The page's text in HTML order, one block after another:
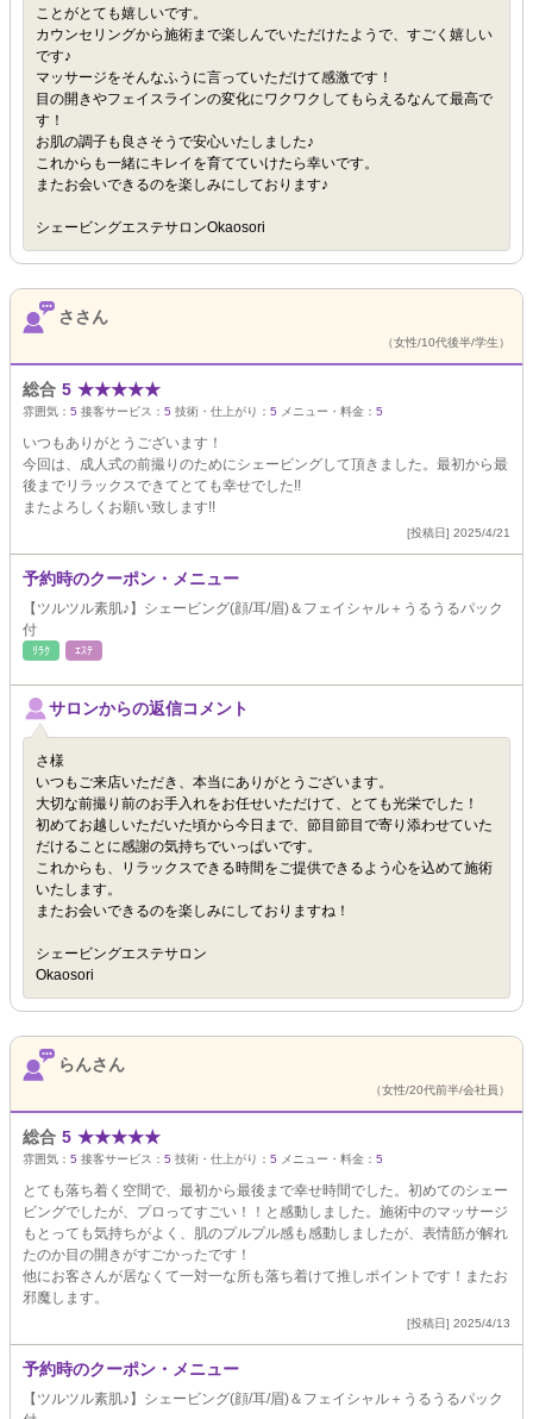
ことがとても嬉しいです。
カウンセリングから施術まで楽しんでいただけたようで、すごく嬉しい
です♪
マッサージをそんなふうに言っていただけて感激です！
目の開きやフェイスラインの変化にワクワクしてもらえるなんて最高で
す！
お肌の調子も良さそうで安心いたしました♪
これからも一緒にキレイを育てていけたら幸いです。
またお会いできるのを楽しみにしております♪
シェービングエステサロンOkaosori
ささん
（女性/10代後半/学生）
総合 5 ★★★★★
雰囲気： 5 接客サービス： 5 技術・仕上がり： 5 メニュー・料金： 5
いつもありがとうございます！
今回は、成人式の前撮りのためにシェービングして頂きました。最初から最
後までリラックスできてとても幸せでした!!
またよろしくお願い致します!!
[投稿日] 2025/4/21
予約時のクーポン・メニュー
【ツルツル素肌♪】シェービング(顔/耳/眉)＆フェイシャル＋うるうるパック
付
ﾘﾗｸ ｴｽﾃ
サロンからの返信コメント
さ様
いつもご来店いただき、本当にありがとうございます。
大切な前撮り前のお手入れをお任せいただけて、とても光栄でした！
初めてお越しいただいた頃から今日まで、節目節目で寄り添わせていた
だけることに感謝の気持ちでいっぱいです。
これからも、リラックスできる時間をご提供できるよう心を込めて施術
いたします。
またお会いできるのを楽しみにしておりますね！
シェービングエステサロン
Okaosori
らんさん
（女性/20代前半/会社員）
総合 5 ★★★★★
雰囲気： 5 接客サービス： 5 技術・仕上がり： 5 メニュー・料金： 5
とても落ち着く空間で、最初から最後まで幸せ時間でした。初めてのシェー
ビングでしたが、プロってすごい！！と感動しました。施術中のマッサージ
もとっても気持ちがよく、肌のプルプル感も感動しましたが、表情筋が解れ
たのか目の開きがすごかったです！
他にお客さんが居なくて一対一な所も落ち着けて推しポイントです！またお
邪魔します。
[投稿日] 2025/4/13
予約時のクーポン・メニュー
【ツルツル素肌♪】シェービング(顔/耳/眉)＆フェイシャル＋うるうるパック